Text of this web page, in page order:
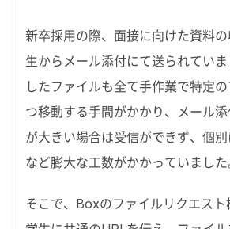
新卒採用の際、面接に向けた資料
生からメール添付にて送られてい
したファイルも全て手作業で特定
つ移動する手間がかかり、メール
が大きい場合は受信ができず、個
など膨大な工数がかかっていました
そこで、Boxのファイルリクエス